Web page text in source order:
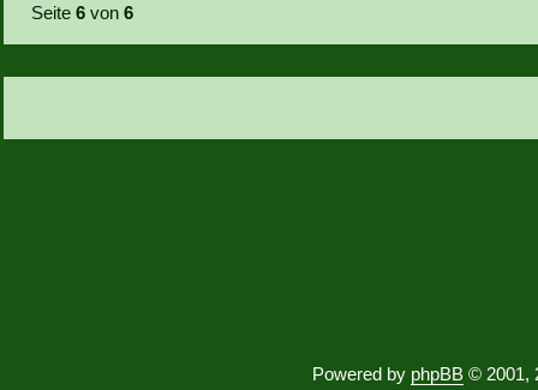
Seite6 von6
Powered by phpBB © 2001,